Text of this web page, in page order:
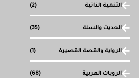
التنمية الذاتية (2)
الحديث والسنة (35)
الرواية والقصة القصيرة (1)
الرويات العربية (68)